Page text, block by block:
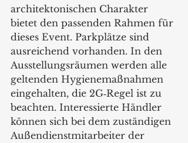
architektonischen Charakter
bietet den passenden Rahmen für
dieses Event. Parkplätze sind
ausreichend vorhanden. In den
Ausstellungsräumen werden alle
geltenden Hygienemaßnahmen
eingehalten, die 2G‐Regel ist zu
beachten. Interessierte Händler
können sich bei dem zuständigen
Außendienstmitarbeiter der